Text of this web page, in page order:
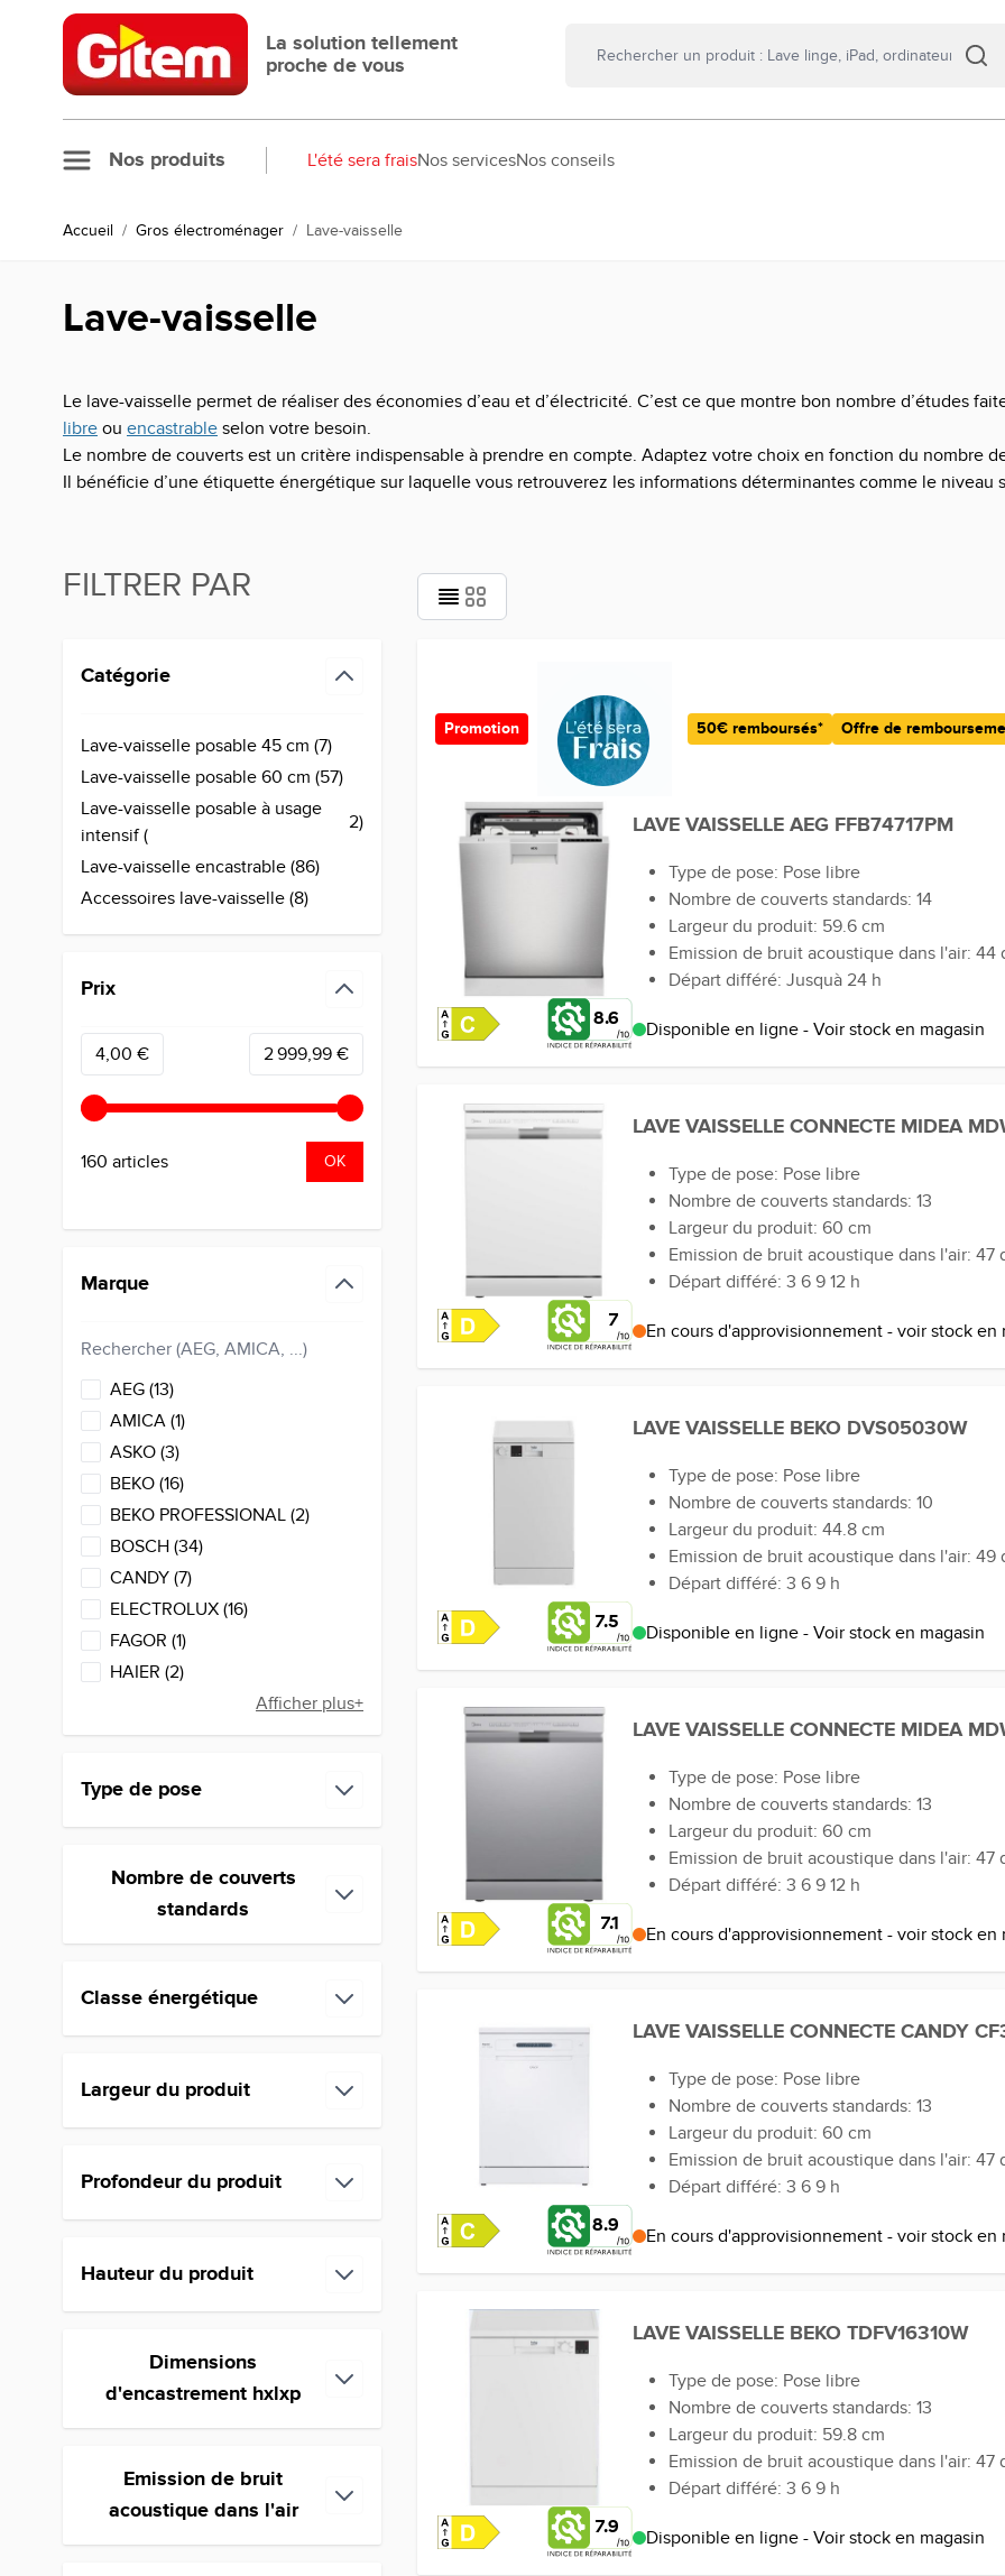
Allez au contenu
La solution tellement
proche de vous
Nos produits L'été sera fraisNos servicesNos conseils
Accueil / Gros électroménager / Lave-vaisselle
Lave-vaisselle
Le lave-vaisselle permet de réaliser des économies d’eau et d’électricité. C’est ce que montre bon nombre d’études
libre ou encastrable selon votre besoin.
Le nombre de couverts est un critère indispensable à prendre en compte. Adaptez votre choix en fonction du nombre
Il bénéficie d’une étiquette énergétique sur laquelle vous retrouverez les informations déterminantes comme le niveau
FILTRER PAR
Catégorie
Lave-vaisselle posable 45 cm (7
products available
)
Lave-vaisselle posable 60 cm (57
products available
)
Lave-vaisselle posable à usage
intensif (
2
products available
)
Lave-vaisselle encastrable (86
products available
)
Accessoires lave-vaisselle (8
products available
)
Prix
Minimum value
4,00 € Valeur maximale
2 999,99 €
160 articles OK
Marque
AEG (13products available
)
AMICA (1products available
)
ASKO (3products available
)
BEKO (16products available
)
BEKO PROFESSIONAL (2products available
)
BOSCH (34products available
)
CANDY (7products available
)
ELECTROLUX (16products available
)
FAGOR (1products available
)
HAIER (2products available
)
Afficher plus+
Type de pose
Nombre de couverts
standards
Classe énergétique
Largeur du produit
Profondeur du produit
Hauteur du produit
Dimensions
d'encastrement hxlxpfilter
Emission de bruit
acoustique dans l'airfilter
Promotion 50€ remboursés* Offre de
8.6
LAVE VAISSELLE AEG FFB74717PM
Type de pose: Pose libre
Nombre de couverts standards: 14
Largeur du produit: 59.6 cm
Emission de bruit acoustique dans l'air: 44
Départ différé: Jusquà 24 h
Disponible en ligne - Voir stock en magasin
7
LAVE VAISSELLE CONNECTE MIDEA
Type de pose: Pose libre
Nombre de couverts standards: 13
Largeur du produit: 60 cm
Emission de bruit acoustique dans l'air: 47
Départ différé: 3 6 9 12 h
En cours d'approvisionnement - voir stock en
7.5
LAVE VAISSELLE BEKO DVS05030W
Type de pose: Pose libre
Nombre de couverts standards: 10
Largeur du produit: 44.8 cm
Emission de bruit acoustique dans l'air: 49
Départ différé: 3 6 9 h
Disponible en ligne - Voir stock en magasin
7.1
LAVE VAISSELLE CONNECTE MIDEA
Type de pose: Pose libre
Nombre de couverts standards: 13
Largeur du produit: 60 cm
Emission de bruit acoustique dans l'air: 47
Départ différé: 3 6 9 12 h
En cours d'approvisionnement - voir stock en
8.9
LAVE VAISSELLE CONNECTE CANDY
Type de pose: Pose libre
Nombre de couverts standards: 13
Largeur du produit: 60 cm
Emission de bruit acoustique dans l'air: 47
Départ différé: 3 6 9 h
En cours d'approvisionnement - voir stock en
7.9
LAVE VAISSELLE BEKO TDFV16310W
Type de pose: Pose libre
Nombre de couverts standards: 13
Largeur du produit: 59.8 cm
Emission de bruit acoustique dans l'air: 47
Départ différé: 3 6 9 h
Disponible en ligne - Voir stock en magasin